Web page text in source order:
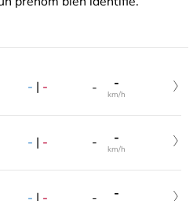
- | - - -
km/h
- | - - -
km/h
- | - -